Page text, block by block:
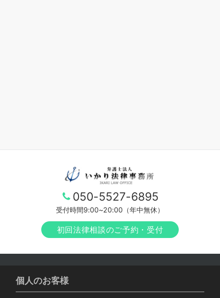
050-5527-6895
受付時間9:00~20:00（年中無休）
初回法律相談のご予約・受付
個人のお客様